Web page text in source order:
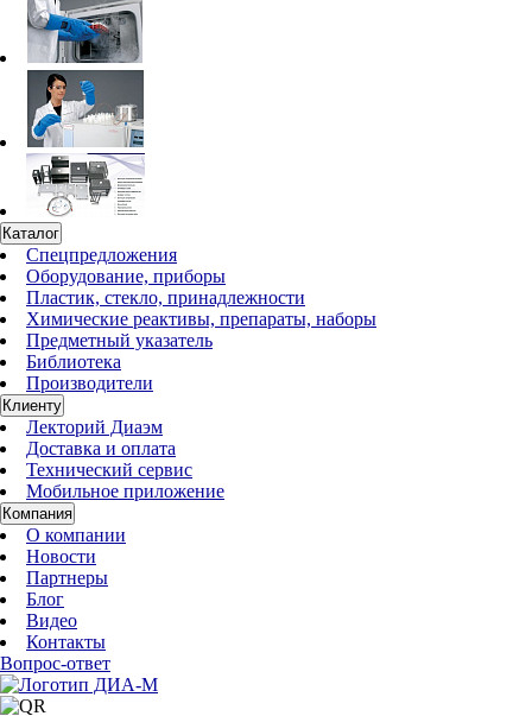
Каталог
Спецпредложения
Оборудование, приборы
Пластик, стекло, принадлежности
Химические реактивы, препараты, наборы
Предметный указатель
Библиотека
Производители
Клиенту
Лекторий Диаэм
Доставка и оплата
Технический сервис
Мобильное приложение
Компания
О компании
Новости
Партнеры
Блог
Видео
Контакты
Вопрос-ответ